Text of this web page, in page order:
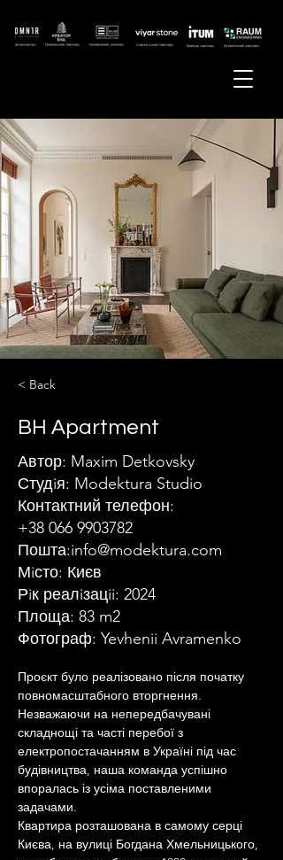
< Back
BH Apartment
Автор: Maxim Detkovsky
Студiя: Modektura Studio
Контактний телефон:
+38 066 9903782
Пошта:info@modektura.com
Мiсто: Києв
Рiк реалiзацii: 2024
Площа: 83 m2
Фотограф: Yevhenii Avramenko
Проєкт було реалізовано після початку
повномасштабного вторгнення.
Незважаючи на непередбачувані
складнощі та часті перебої з
електропостачанням в Україні під час
будівництва, наша команда успішно
впоралась із усіма поставленими
задачами.
Квартира розташована в самому серці
Києва, на вулиці Богдана Хмельницького,